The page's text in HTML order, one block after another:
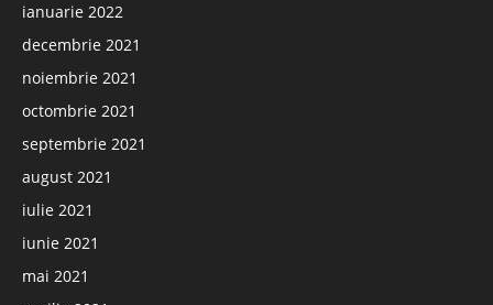
ianuarie 2022
decembrie 2021
noiembrie 2021
octombrie 2021
septembrie 2021
august 2021
iulie 2021
iunie 2021
mai 2021